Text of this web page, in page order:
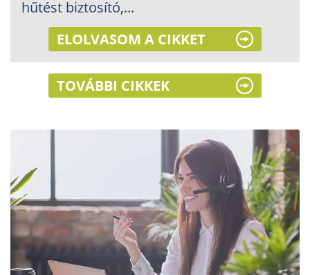
hűtést biztosító,...
ELOLVASOM A CIKKET
TOVÁBBI CIKKEK